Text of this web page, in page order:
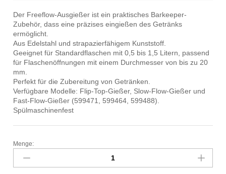
Der Freeflow-Ausgießer ist ein praktisches Barkeeper-
Zubehör, dass eine präzises eingießen des Getränks
ermöglicht.
Aus Edelstahl und strapazierfähigem Kunststoff.
Geeignet für Standardflaschen mit 0,5 bis 1,5 Litern, passend
für Flaschenöffnungen mit einem Durchmesser von bis zu 20
mm.
Perfekt für die Zubereitung von Getränken.
Verfügbare Modelle: Flip-Top-Gießer, Slow-Flow-Gießer und
Fast-Flow-Gießer (599471, 599464, 599488).
Spülmaschinenfest
Freeflow-
Ausgiesser,
Bar
Menge: